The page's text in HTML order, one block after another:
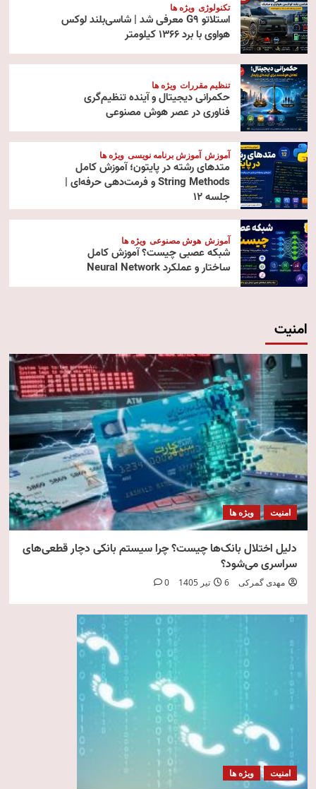
تکنولوژی ویژه ها
استلاتو G9 معرفی شد | شاسی‌بلند لوکس
هواوی با برد ۱۳۶۶ کیلومتر
تنظیم مقررات ویژه ها
حکمرانی دیجیتال و آینده تنظیم‌گری
فناوری در عصر هوش مصنوعی
آموزش آموزش برنامه نویسی ویژه ها
متدهای رشته در پایتون؛ آموزش کامل
String Methods و فرمت‌دهی حرفه‌ای |
جلسه ۱۲
آموزش هوش مصنوعی ویژه ها
شبکه عصبی چیست؟ آموزش کامل
ساختار و عملکرد Neural Network
امنیت
امنیت ویژه ها
دلیل اختلال بانک‌ها چیست؟ چرا سیستم بانکی دچار قطعی‌های
سراسری می‌شود؟
مهدی گمرکی 6 تیر 1405 0
امنیت ویژه ها